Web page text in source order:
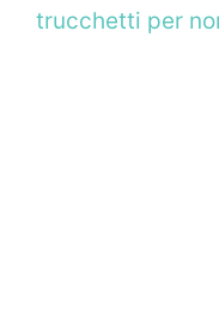
trucchetti per